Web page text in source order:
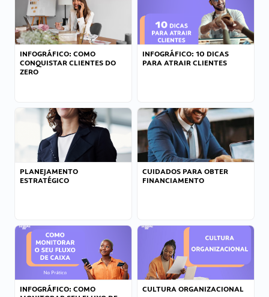
INFOGRÁFICO: COMO
CONQUISTAR CLIENTES DO
ZERO
INFOGRÁFICO: 10 DICAS
PARA ATRAIR CLIENTES
PLANEJAMENTO
ESTRATÉGICO
CUIDADOS PARA OBTER
FINANCIAMENTO
INFOGRÁFICO: COMO
CULTURA ORGANIZACIONAL